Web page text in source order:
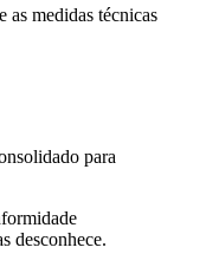
as medidas técnicas
para
desconhece.